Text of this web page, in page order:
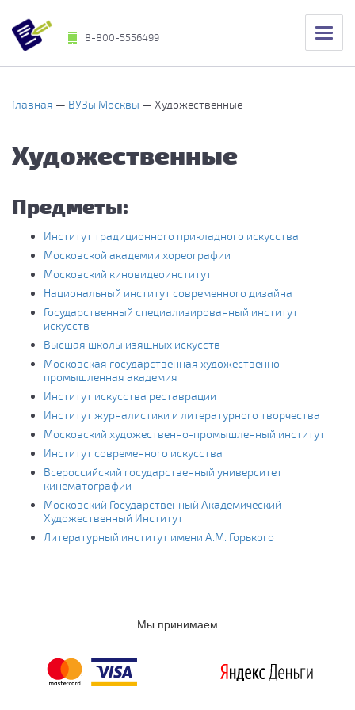
8-800-5556499
Главная ВУЗы Москвы Художественные
Художественные
Предметы:
Институт традиционного прикладного искусства
Московской академии хореографии
Московский киновидеоинститут
Национальный институт современного дизайна
Государственный специализированный институт
искусств
Высшая школы изящных искусств
Московская государственная художественно-
промышленная академия
Институт искусства реставрации
Институт журналистики и литературного творчества
Московский художественно-промышленный институт
Институт современного искусства
Всероссийский государственный университет
кинематографии
Московский Государственный Академический
Художественный Институт
Литературный институт имени А.М. Горького
Мы принимаем